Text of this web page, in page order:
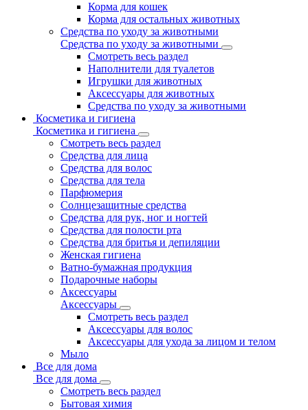
Корма для кошек
Корма для остальных животных
Средства по уходу за животными
Средства по уходу за животными
Смотреть весь раздел
Наполнители для туалетов
Игрушки для животных
Аксессуары для животных
Средства по уходу за животными
Косметика и гигиена
Косметика и гигиена
Смотреть весь раздел
Средства для лица
Средства для волос
Средства для тела
Парфюмерия
Солнцезащитные средства
Средства для рук, ног и ногтей
Средства для полости рта
Средства для бритья и депиляции
Женская гигиена
Ватно-бумажная продукция
Подарочные наборы
Аксессуары
Аксессуары
Смотреть весь раздел
Аксессуары для волос
Аксессуары для ухода за лицом и телом
Мыло
Все для дома
Все для дома
Смотреть весь раздел
Бытовая химия